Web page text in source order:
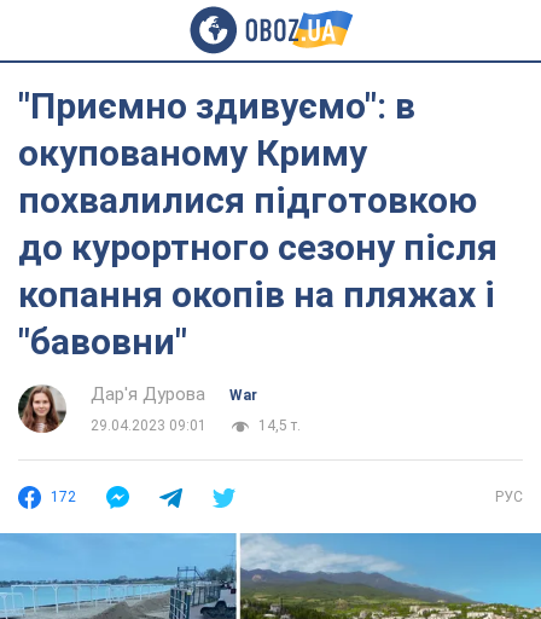
"Приємно здивуємо": в
окупованому Криму
похвалилися підготовкою
до курортного сезону після
копання окопів на пляжах і
"бавовни"
Дар'я Дурова
War
29.04.2023 09:01
14,5 т.
172 РУС